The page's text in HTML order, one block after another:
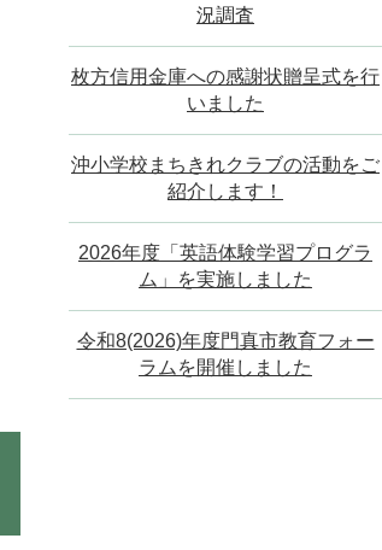
況調査
枚方信用金庫への感謝状贈呈式を行
いました
沖小学校まちきれクラブの活動をご
紹介します！
2026年度「英語体験学習プログラ
ム」を実施しました
令和8(2026)年度門真市教育フォー
ラムを開催しました